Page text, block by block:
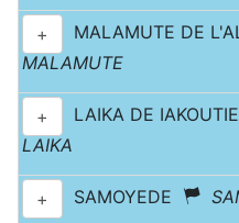
+ MALAMUTE DE
MALAMUTE
+ LAIKA DE IAKOUTIE
LAIKA
+ SAMOYEDE